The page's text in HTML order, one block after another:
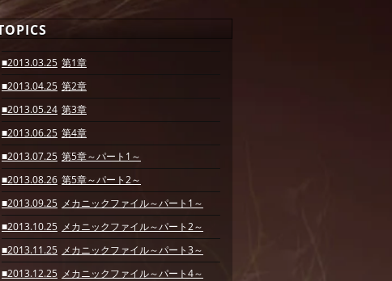
■2013.03.25 第1章
■2013.04.25 第2章
■2013.05.24 第3章
■2013.06.25 第4章
■2013.07.25 第5章～パート1～
■2013.08.26 第5章～パート2～
■2013.09.25 メカニックファイル～パート1～
■2013.10.25 メカニックファイル～パート2～
■2013.11.25 メカニックファイル～パート3～
■2013.12.25 メカニックファイル～パート4～